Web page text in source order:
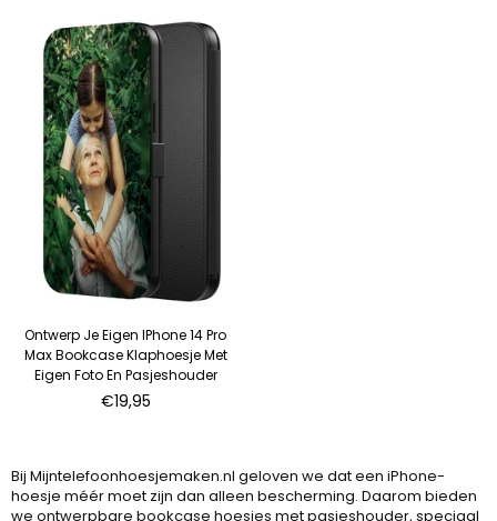
Ontwerp Je Eigen IPhone 14 Pro
Max Bookcase Klaphoesje Met
Eigen Foto En Pasjeshouder
Normale
€19,95
Bij Mijntelefoonhoesjemaken.nl geloven we dat een iPhone-
hoesje méér moet zijn dan alleen bescherming. Daarom bieden
we ontwerpbare bookcase hoesjes met pasjeshouder, speciaal